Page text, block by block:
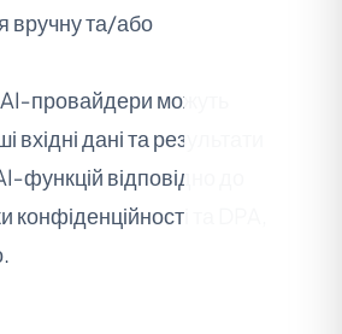
вручну та/або
можуть
дані та результати
відповідно до
конфіденційності та DPA,